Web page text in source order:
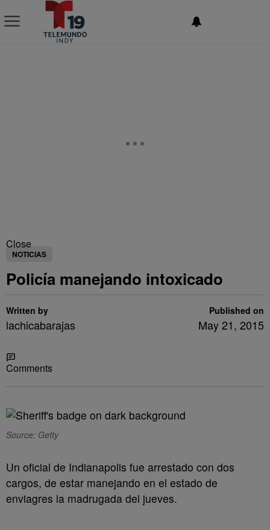
Close
NOTICIAS
Policía manejando intoxicado
Written by
lachicabarajas
Published on
May 21, 2015
Comments
Source: Getty
Un oficial de Indianapolis fue arrestado con dos
cargos, de estar manejando en el estado de
enviagres la madrugada del jueves.